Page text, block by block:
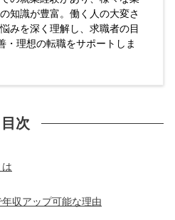
知識が豊富。働く人の大変さ
みを深く理解し、求職者の目
・理想の転職をサポートしま
目次
収アップ可能な理由